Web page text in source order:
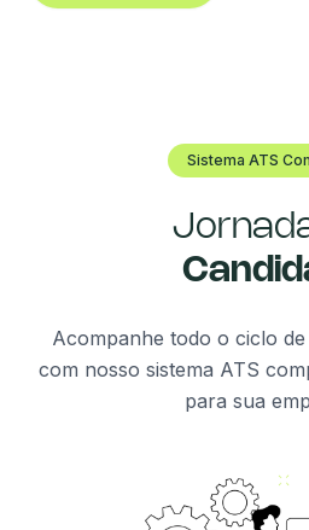
Sistema ATS
Acompanhe todo o ciclo
com nosso sistema ATS
para sua